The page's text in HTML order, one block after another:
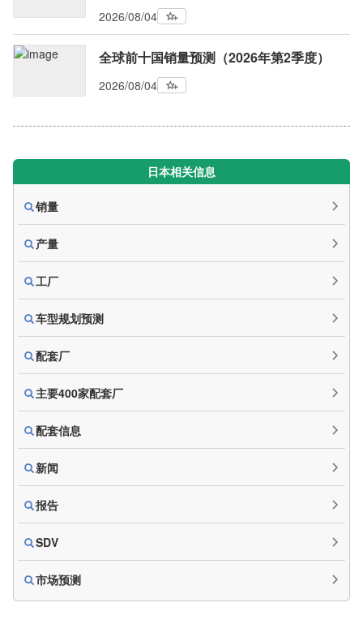
2026/08/04
全球前十国销量预测（2026年第2季度）
2026/08/04
日本相关信息
销量
产量
工厂
车型规划预测
配套厂
主要400家配套厂
配套信息
新闻
报告
SDV
市场预测